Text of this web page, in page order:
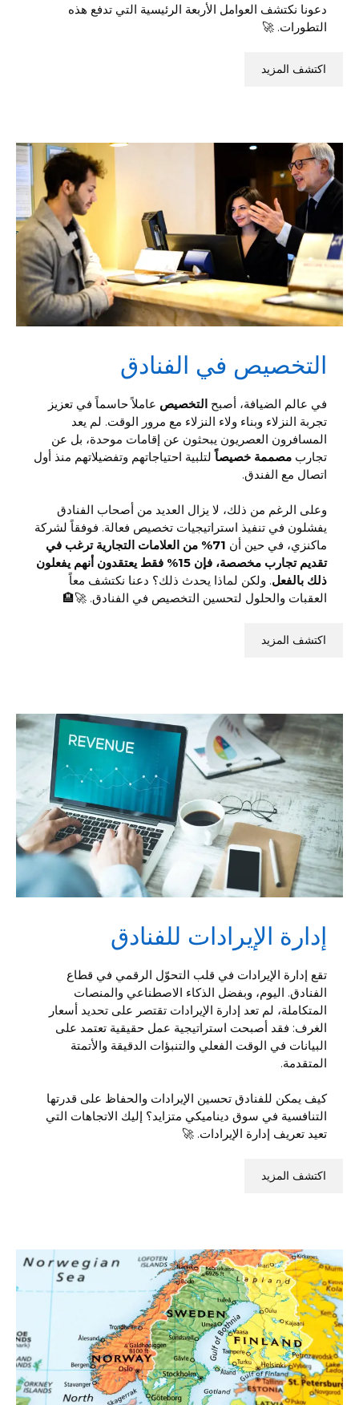
دعونا نكتشف العوامل الأربعة الرئيسية التي تدفع هذه
التطورات. 🚀
اكتشف المزيد
التخصيص في الفنادق
في عالم الضيافة، أصبح التخصيص عاملاً حاسماً في تعزيز
تجربة النزلاء وبناء ولاء النزلاء مع مرور الوقت. لم يعد
المسافرون العصريون يبحثون عن إقامات موحدة، بل عن
تجارب مصممة خصيصاً لتلبية احتياجاتهم وتفضيلاتهم منذ أول
اتصال مع الفندق.
وعلى الرغم من ذلك، لا يزال العديد من أصحاب الفنادق
يفشلون في تنفيذ استراتيجيات تخصيص فعالة. فوفقاً لشركة
ماكنزي، في حين أن
71% من العلامات التجارية ترغب في
تقديم تجارب مخصصة، فإن 15% فقط يعتقدون أنهم يفعلون
ذلك بالفعل. ولكن لماذا يحدث ذلك؟ دعنا نكتشف معاً
العقبات والحلول لتحسين التخصيص في الفنادق. 🚀🏨
اكتشف المزيد
إدارة الإيرادات للفنادق
تقع إدارة الإيرادات في قلب التحوّل الرقمي في قطاع
الفنادق. اليوم، وبفضل الذكاء الاصطناعي والمنصات
المتكاملة، لم تعد إدارة الإيرادات تقتصر على تحديد أسعار
الغرف: فقد أصبحت استراتيجية عمل حقيقية تعتمد على
البيانات في الوقت الفعلي والتنبؤات الدقيقة والأتمتة
المتقدمة.
كيف يمكن للفنادق تحسين الإيرادات والحفاظ على قدرتها
التنافسية في سوق ديناميكي متزايد؟ إليك الاتجاهات التي
تعيد تعريف إدارة الإيرادات. 🚀
اكتشف المزيد